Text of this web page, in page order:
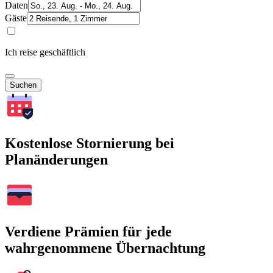
Daten
Gäste
Ich reise geschäftlich
Suchen
Kostenlose Stornierung bei
Planänderungen
Verdiene Prämien für jede
wahrgenommene Übernachtung